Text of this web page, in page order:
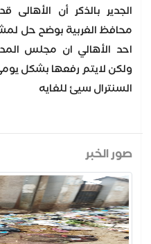
الجدير بالذكر أن
محافظ الغربية بوضح حل
احد الأهالي ان مجلس
ولكن لايتم رفعها بشكل
السنترال سيئ للغايه
صور الخبر